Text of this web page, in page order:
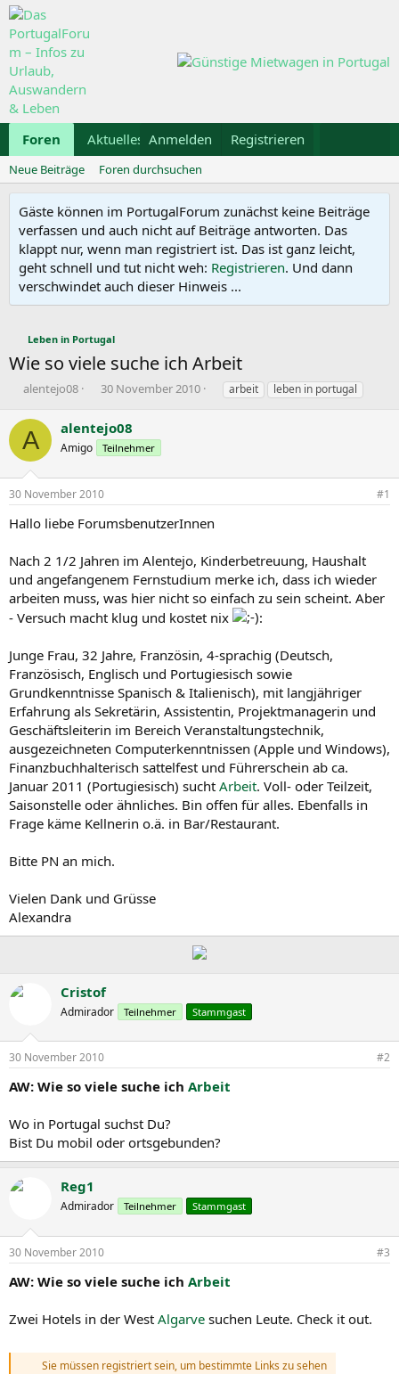
Foren Aktuelles Galerie Kalender
Anmelden Registrieren
Neue Beiträge Foren durchsuchen
Gäste können im PortugalForum zunächst keine Beiträge
verfassen und auch nicht auf Beiträge antworten. Das
klappt nur, wenn man registriert ist. Das ist ganz leicht,
geht schnell und tut nicht weh: Registrieren. Und dann
verschwindet auch dieser Hinweis ...
Leben in Portugal
Wie so viele suche ich Arbeit
E
s
t
e
l
e
alentejo08
E
t
e
l
t
m
30 November 2010
S
w
arbeit leben in portugal
A alentejo08
Amigo Teilnehmer
30 November 2010 #1
Hallo liebe ForumsbenutzerInnen
Nach 2 1/2 Jahren im Alentejo, Kinderbetreuung, Haushalt
und angefangenem Fernstudium merke ich, dass ich wieder
arbeiten muss, was hier nicht so einfach zu sein scheint. Aber
- Versuch macht klug und kostet nix
:
Junge Frau, 32 Jahre, Französin, 4-sprachig (Deutsch,
Französisch, Englisch und Portugiesisch sowie
Grundkenntnisse Spanisch & Italienisch), mit langjähriger
Erfahrung als Sekretärin, Assistentin, Projektmanagerin und
Geschäftsleiterin im Bereich Veranstaltungstechnik,
ausgezeichneten Computerkenntnissen (Apple und Windows),
Finanzbuchhalterisch sattelfest und Führerschein ab ca.
Januar 2011 (Portugiesisch) sucht Arbeit. Voll- oder Teilzeit,
Saisonstelle oder ähnliches. Bin offen für alles. Ebenfalls in
Frage käme Kellnerin o.ä. in Bar/Restaurant.
Bitte PN an mich.
Vielen Dank und Grüsse
Alexandra
Cristof
Admirador Teilnehmer Stammgast
30 November 2010 #2
AW: Wie so viele suche ich Arbeit
Wo in Portugal suchst Du?
Bist Du mobil oder ortsgebunden?
Reg1
Admirador Teilnehmer Stammgast
30 November 2010 #3
AW: Wie so viele suche ich Arbeit
Zwei Hotels in der West Algarve suchen Leute. Check it out.
Sie müssen registriert sein, um bestimmte Links zu sehen